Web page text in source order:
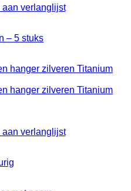
aan verlanglijst
– 5 stuks
aan verlanglijst